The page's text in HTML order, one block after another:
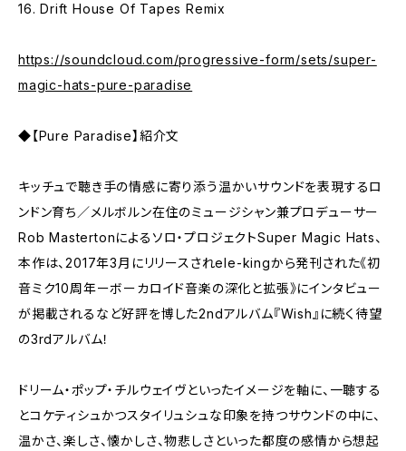
16. Drift House Of Tapes Remix
https://soundcloud.com/progressive-form/sets/super-
magic-hats-pure-paradise
◆【Pure Paradise】紹介文
キッチュで聴き手の情感に寄り添う温かいサウンドを表現するロ
ンドン育ち／メルボルン在住のミュージシャン兼プロデューサー
Rob Mastertonによるソロ・プロジェクトSuper Magic Hats、
本作は、2017年3月にリリースされele-kingから発刊された《初
音ミク10周年ーボーカロイド音楽の深化と拡張》にインタビュー
が掲載されるなど好評を博した2ndアルバム『Wish』に続く待望
の3rdアルバム！
ドリーム・ポップ・チルウェイヴといったイメージを軸に、一聴する
とコケティシュかつスタイリュシュな印象を持つサウンドの中に、
温かさ、楽しさ、懐かしさ、物悲しさといった都度の感情から想起